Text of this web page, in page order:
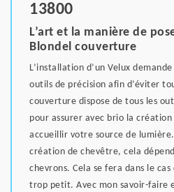
13800
L’art et la manière de
Blondel couverture
L’installation d’un Velux
outils de précision afin d’éviter
couverture dispose de tous les
pour assurer avec brio la
accueillir votre source de
création de chevêtre, cela
chevrons. Cela se fera dans le
trop petit. Avec mon savoir-faire